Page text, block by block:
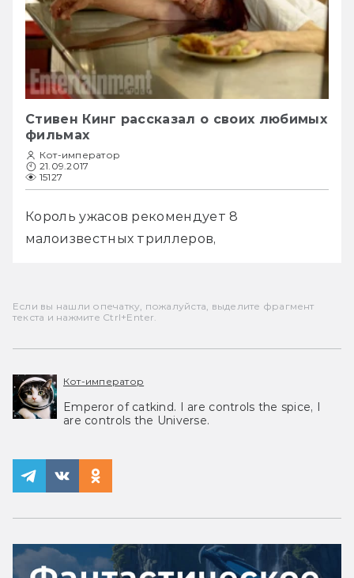
Стивен Кинг рассказал о своих любимых
фильмах
Кот-император
21.09.2017
15127
Король ужасов рекомендует 8
малоизвестных триллеров,
Если вы нашли опечатку, пожалуйста, выделите фрагмент
текста и нажмите Ctrl+Enter.
Кот-император
Emperor of catkind. I are controls the spice, I
are controls the Universe.